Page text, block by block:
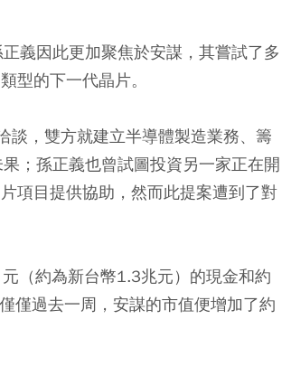
義因此更加聚焦於安謀，其嘗試了多
型的下一代晶片。
談，雙方就建立半導體製造業務、籌
；孫正義也曾試圖投資另一家正在開
項目提供協助，然而此提案遭到了對
（約為新台幣1.3兆元）的現金和約
僅過去一周，安謀的市值便增加了約